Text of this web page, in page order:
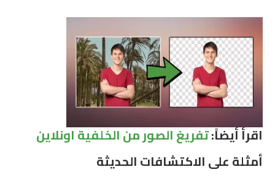
اقرأ أيضاً:تفريغ الصور من الخلفية اونلاين
أمثلة على الاكتشافات الحديثة